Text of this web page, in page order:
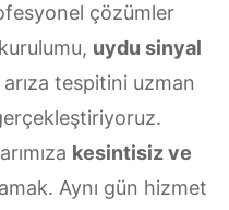
çözümler
uydu sinyal
tespitini uzman
kesintisiz ve
Aynı gün hizmet